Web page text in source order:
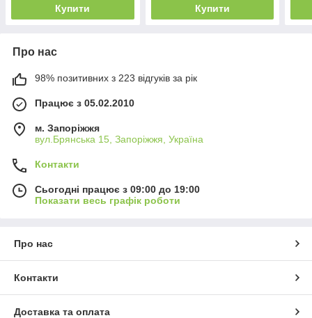
Купити Купити
Про нас
98% позитивних з 223 відгуків за рік
Працює з 05.02.2010
м. Запоріжжя
вул.Брянська 15, Запоріжжя, Україна
Контакти
Сьогодні працює з 09:00 до 19:00
Показати весь графік роботи
Про нас
Контакти
Доставка та оплата